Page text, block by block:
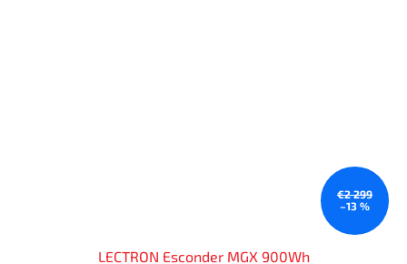
€2 299
–13 %
LECTRON Esconder MGX 900Wh